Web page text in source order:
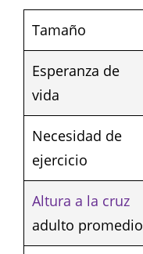
Tamaño
Esperanza de
vida
Necesidad de
ejercicio
Altura a la cruz
adulto promedio